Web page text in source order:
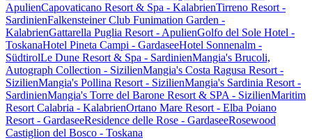
ApulienCapovaticano Resort & Spa - KalabrienTirreno Resort -
SardinienFalkensteiner Club Funimation Garden -
KalabrienGattarella Puglia Resort - ApulienGolfo del Sole Hotel -
ToskanaHotel Pineta Campi - GardaseeHotel Sonnenalm -
SüdtirolLe Dune Resort & Spa - SardinienMangia's Brucoli,
Autograph Collection - SizilienMangia's Costa Ragusa Resort -
SizilienMangia's Pollina Resort - SizilienMangia's Sardinia Resort -
SardinienMangia's Torre del Barone Resort & SPA - SizilienMaritim
Resort Calabria - KalabrienOrtano Mare Resort - Elba Poiano
Resort - GardaseeResidence delle Rose - GardaseeRosewood
Castiglion del Bosco - Toskana